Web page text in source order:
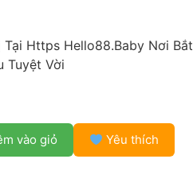
Tại Https Hello88.Baby Nơi
Tuyệt Vời
vào giỏ Yêu thích